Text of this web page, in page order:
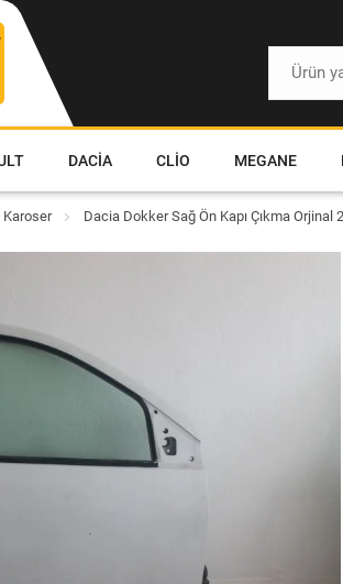
DACIA CLIO MEGANE
Karoser Dacia Dokker Sağ Ön Kapı Çıkma Orjinal